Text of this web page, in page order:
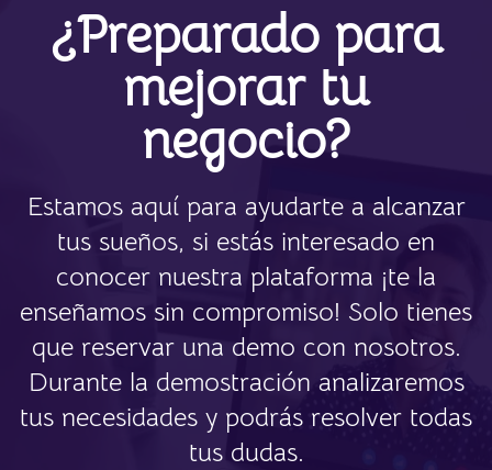
¿Preparado para
mejorar tu
negocio?
Estamos aquí para ayudarte a alcanzar
tus sueños, si estás interesado en
conocer nuestra plataforma ¡te la
enseñamos sin compromiso! Solo tienes
que reservar una demo con nosotros.
Durante la demostración analizaremos
tus necesidades y podrás resolver todas
tus dudas.